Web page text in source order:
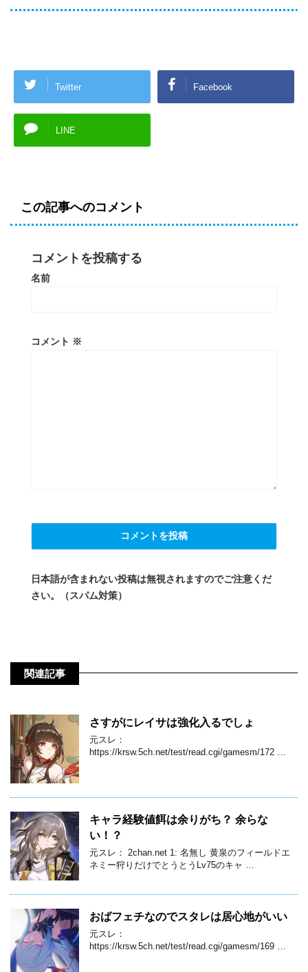
Twitter Facebook
LINE
この記事へのコメント
コメントを投稿する
名前
コメント ※
日本語が含まれない投稿は無視されますのでご注意くだ
さい。（スパム対策）
関連記事
さすがにレイサは強化入るでしょ
元スレ：
https://krsw.5ch.net/test/read.cgi/gamesm/172 …
キャラ経験値餌は余りがち？ 余らな
い！？
元スレ： 2chan.net 1: 名無し 黄泉のフィールドエ
ネミー狩りだけでとうとうLv75のキャ …
おばフェチなのでスタレは居心地がいい
元スレ：
https://krsw.5ch.net/test/read.cgi/gamesm/169 …